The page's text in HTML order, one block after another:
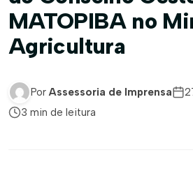
MATOPIBA no
Agricultura
Por Assessoria de Imprensa
3 min de leitura